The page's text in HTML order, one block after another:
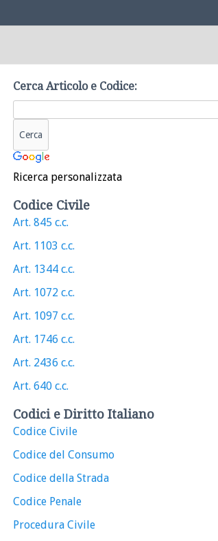
Cerca Articolo e Codice:
Ricerca personalizzata
Codice Civile
Art. 845 c.c.
Art. 1103 c.c.
Art. 1344 c.c.
Art. 1072 c.c.
Art. 1097 c.c.
Art. 1746 c.c.
Art. 2436 c.c.
Art. 640 c.c.
Codici e Diritto Italiano
Codice Civile
Codice del Consumo
Codice della Strada
Codice Penale
Procedura Civile